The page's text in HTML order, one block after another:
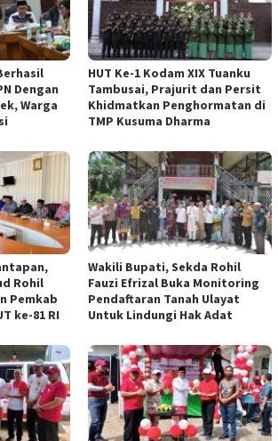
Dengan
Warga
HUT Ke-1 Kodam XIX Tuanku
Tambusai, Prajurit dan Persit
Khidmatkan Penghormatan di
TMP Kusuma Dharma
Rohil
Pemkab
ke-81 RI
Wakili Bupati, Sekda Rohil
Fauzi Efrizal Buka Monitoring
Pendaftaran Tanah Ulayat
Untuk Lindungi Hak Adat